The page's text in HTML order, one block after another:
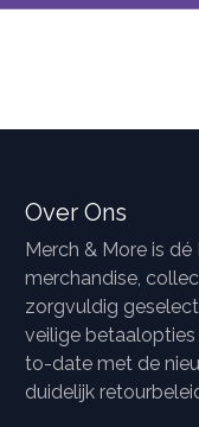
Over Ons
Merch & More is
merchandise,
zorgvuldig
veilige
to-date met de
duidelijk